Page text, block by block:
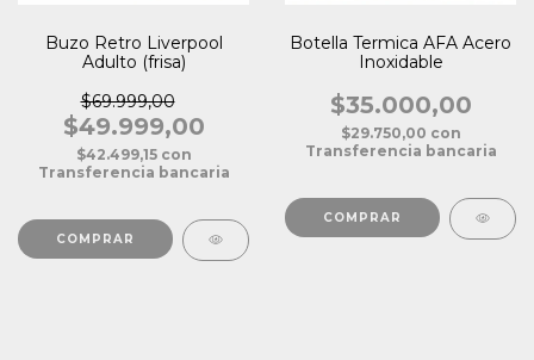
Buzo Retro Liverpool
Adulto (frisa)
$69.999,00
$49.999,00
$42.499,15 con
Transferencia bancaria
COMPRAR
Botella Termica AFA Acero
Inoxidable
$35.000,00
$29.750,00 con
Transferencia bancaria